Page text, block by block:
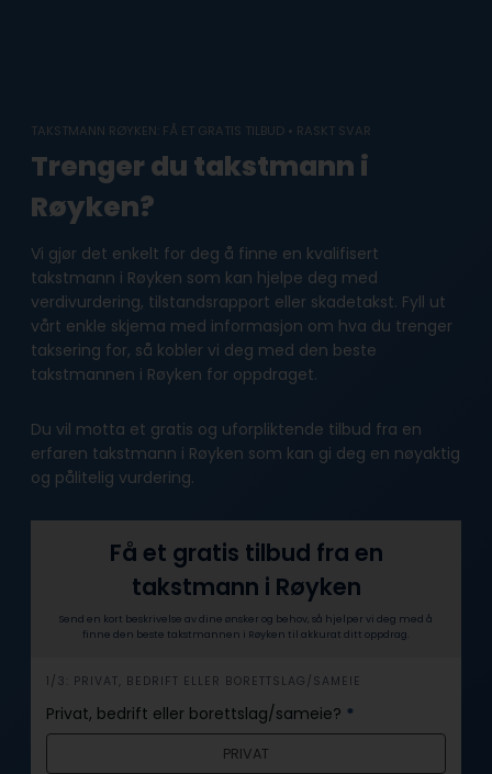
TAKSTMANN RØYKEN: FÅ ET GRATIS TILBUD • RASKT SVAR
Trenger du takstmann i
Røyken?
Vi gjør det enkelt for deg å finne en kvalifisert
takstmann i Røyken som kan hjelpe deg med
verdivurdering, tilstandsrapport eller skadetakst. Fyll ut
vårt enkle skjema med informasjon om hva du trenger
taksering for, så kobler vi deg med den beste
takstmannen i Røyken for oppdraget.
Du vil motta et gratis og uforpliktende tilbud fra en
erfaren takstmann i Røyken som kan gi deg en nøyaktig
og pålitelig vurdering.
Få et gratis tilbud fra en
takstmann i Røyken
Send en kort beskrivelse av dine ønsker og behov, så hjelper vi deg med å
finne den beste takstmannen i Røyken til akkurat ditt oppdrag.
h
e
r
1/3: PRIVAT, BEDRIFT ELLER BORETTSLAG/SAMEIE
Privat, bedrift eller borettslag/sameie? *
PRIVAT